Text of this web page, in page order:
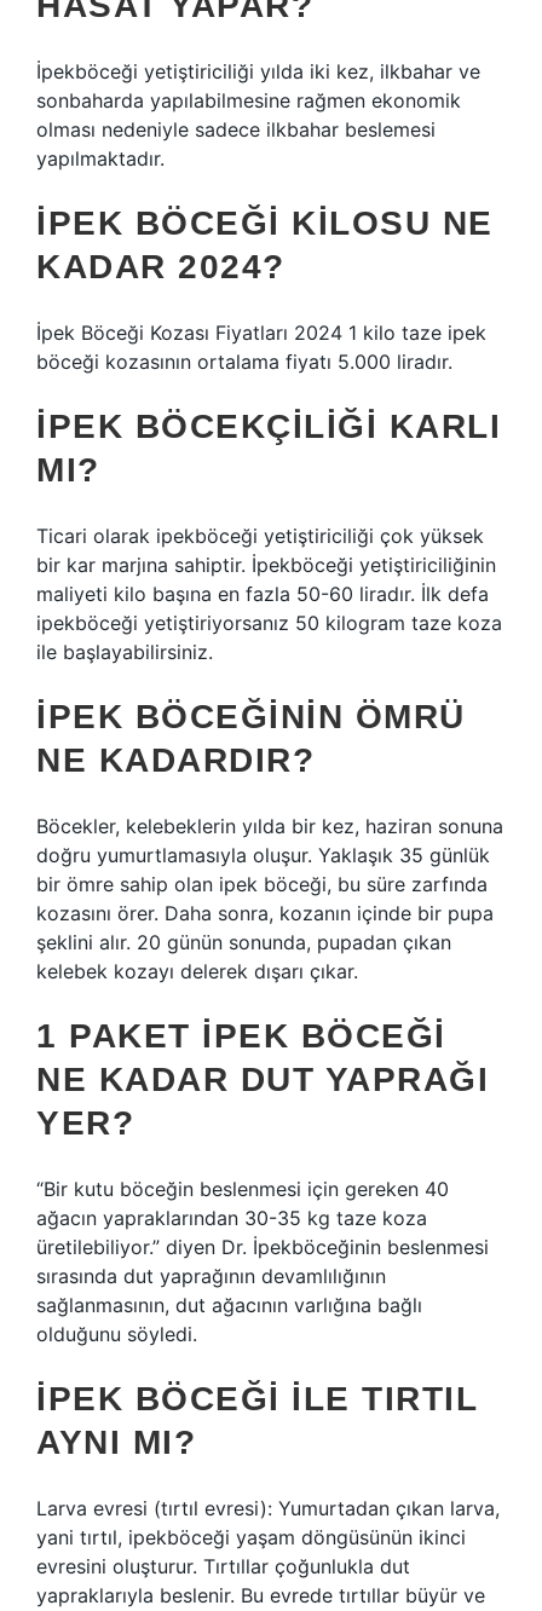
İpekböceği yetiştiriciliği yılda iki kez, ilkbahar ve
sonbaharda yapılabilmesine rağmen ekonomik
olması nedeniyle sadece ilkbahar beslemesi
yapılmaktadır.
İPEK BÖCEĞI KILOSU NE
KADAR 2024?
İpek Böceği Kozası Fiyatları 2024 1 kilo taze ipek
böceği kozasının ortalama fiyatı 5.000 liradır.
İPEK BÖCEKÇILIĞI KARLI
MI?
Ticari olarak ipekböceği yetiştiriciliği çok yüksek
bir kar marjına sahiptir. İpekböceği yetiştiriciliğinin
maliyeti kilo başına en fazla 50-60 liradır. İlk defa
ipekböceği yetiştiriyorsanız 50 kilogram taze koza
ile başlayabilirsiniz.
İPEK BÖCEĞININ ÖMRÜ
NE KADARDIR?
Böcekler, kelebeklerin yılda bir kez, haziran sonuna
doğru yumurtlamasıyla oluşur. Yaklaşık 35 günlük
bir ömre sahip olan ipek böceği, bu süre zarfında
kozasını örer. Daha sonra, kozanın içinde bir pupa
şeklini alır. 20 günün sonunda, pupadan çıkan
kelebek kozayı delerek dışarı çıkar.
1 PAKET IPEK BÖCEĞI
NE KADAR DUT YAPRAĞI
YER?
“Bir kutu böceğin beslenmesi için gereken 40
ağacın yapraklarından 30-35 kg taze koza
üretilebiliyor.” diyen Dr. İpekböceğinin beslenmesi
sırasında dut yaprağının devamlılığının
sağlanmasının, dut ağacının varlığına bağlı
olduğunu söyledi.
İPEK BÖCEĞI ILE TIRTIL
AYNI MI?
Larva evresi (tırtıl evresi): Yumurtadan çıkan larva,
yani tırtıl, ipekböceği yaşam döngüsünün ikinci
evresini oluşturur. Tırtıllar çoğunlukla dut
yapraklarıyla beslenir. Bu evrede tırtıllar büyür ve